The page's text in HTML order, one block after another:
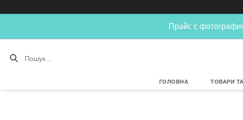
Прайс с
ГОЛОВНА ТОВАРИ